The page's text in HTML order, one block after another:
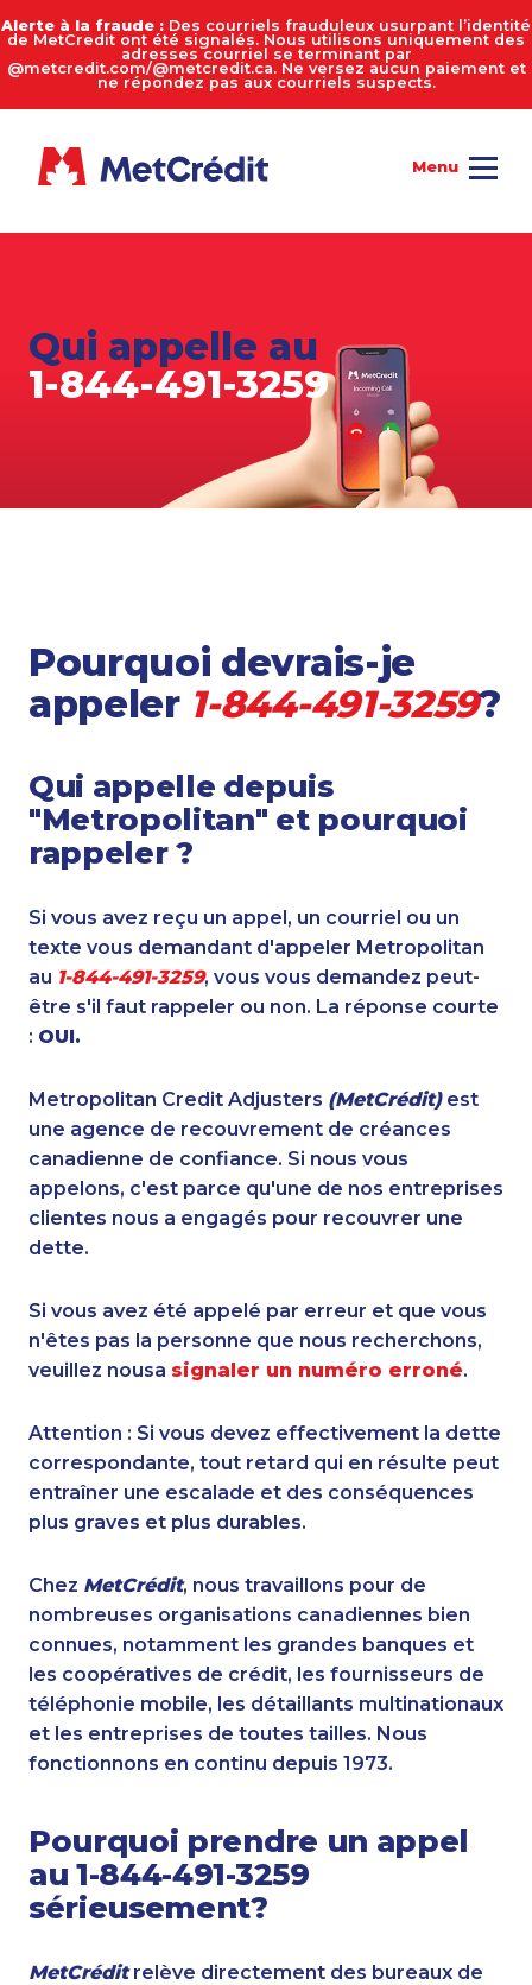
Alerte à la fraude : Des courriels frauduleux usurpant l’identité
de MetCredit ont été signalés. Nous utilisons uniquement des
adresses courriel se terminant par
@metcredit.com/@metcredit.ca. Ne versez aucun paiement et
ne répondez pas aux courriels suspects.
Qui appelle au
1-844-491-3259
Pourquoi devrais-je
appeler 1-844-491-3259?
Qui appelle depuis
"Metropolitan" et pourquoi
rappeler ?
Si vous avez reçu un appel, un courriel ou un
texte vous demandant d'appeler Metropolitan
au 1-844-491-3259, vous vous demandez peut-
être s'il faut rappeler ou non. La réponse courte
: OUI.
Metropolitan Credit Adjusters (MetCrédit)est
une agence de recouvrement de créances
canadienne de confiance. Si nous vous
appelons, c'est parce qu'une de nos entreprises
clientes nous a engagés pour recouvrer une
dette.
Si vous avez été appelé par erreur et que vous
n'êtes pas la personne que nous recherchons,
veuillez nousa signaler un numéro erroné.
Attention : Si vous devez effectivement la dette
correspondante, tout retard qui en résulte peut
entraîner une escalade et des conséquences
plus graves et plus durables.
Chez MetCrédit, nous travaillons pour de
nombreuses organisations canadiennes bien
connues, notamment les grandes banques et
les coopératives de crédit, les fournisseurs de
téléphonie mobile, les détaillants multinationaux
et les entreprises de toutes tailles. Nous
fonctionnons en continu depuis 1973.
Pourquoi prendre un appel
au 1-844-491-3259
sérieusement?
MetCréditrelève directement des bureaux de